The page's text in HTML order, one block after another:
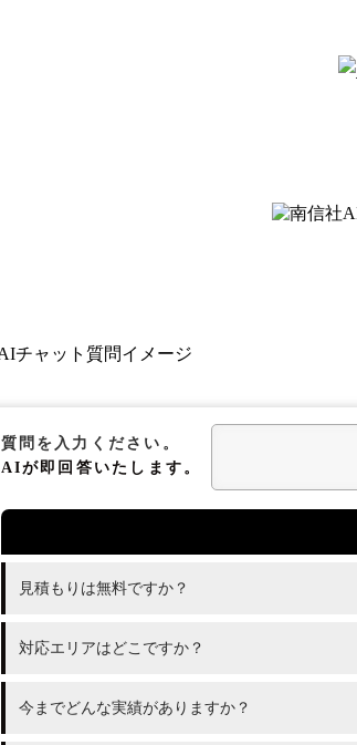
質問を入力ください。
AIが即回答いたします。
見積もりは無料ですか？
対応エリアはどこですか？
今までどんな実績がありますか？